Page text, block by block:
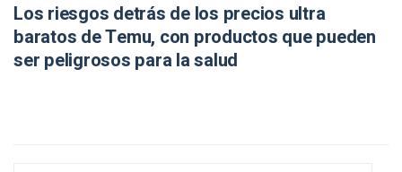
Los riesgos detrás de los precios ultra
baratos de Temu, con productos que pueden
ser peligrosos para la salud